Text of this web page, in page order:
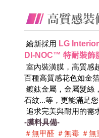
繪新採用 LG
DI-NOC™ 特耐裝飾
百種高質感花色如金箔
石紋...等，更能滿足您
追求完美與耐用的需
-膜料具備-
＃無甲醛 ＃無毒 ＃